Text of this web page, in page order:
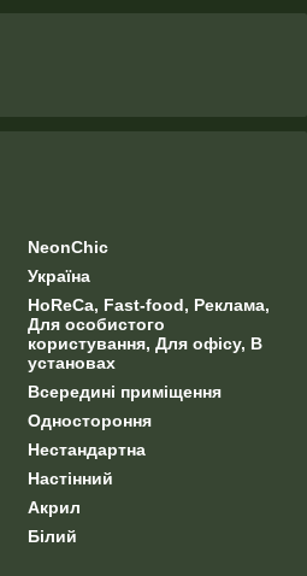
NeonChic
Україна
HoReCa, Fast-food, Реклама,
Для особистого
користування, Для офісу, В
установах
Всередині приміщення
Одностороння
Нестандартна
Настінний
Акрил
Білий